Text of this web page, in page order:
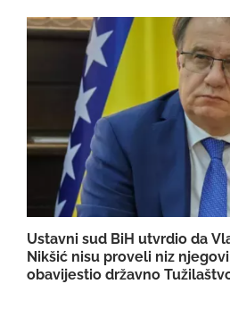
Ustavni sud BiH utvrdio da
Nikšić nisu proveli niz
obavijestio državno